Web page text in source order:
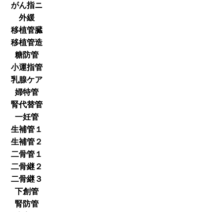
がん指ニ
外緩
移植管臓
移植管造
糖防管
小運指管
乳腺ケア
婦特管
腎代替管
一妊管
生補管１
生補管２
二骨管１
二骨継２
二骨継３
下創管
腎防管